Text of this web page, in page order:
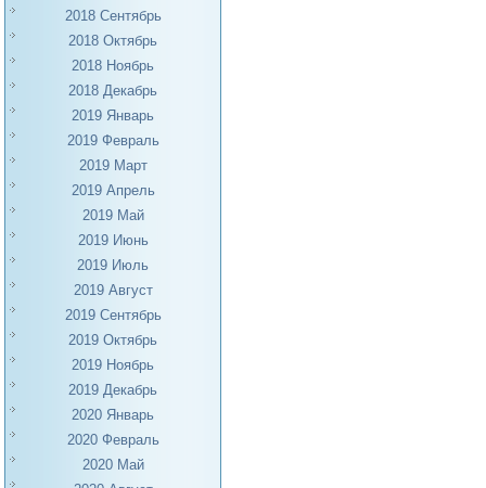
2018 Сентябрь
2018 Октябрь
2018 Ноябрь
2018 Декабрь
2019 Январь
2019 Февраль
2019 Март
2019 Апрель
2019 Май
2019 Июнь
2019 Июль
2019 Август
2019 Сентябрь
2019 Октябрь
2019 Ноябрь
2019 Декабрь
2020 Январь
2020 Февраль
2020 Май